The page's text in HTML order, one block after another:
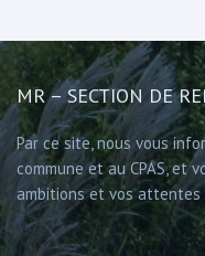
MR – SECTION DE
Par ce site, nous vous
commune et au CPAS, et
ambitions et vos attentes